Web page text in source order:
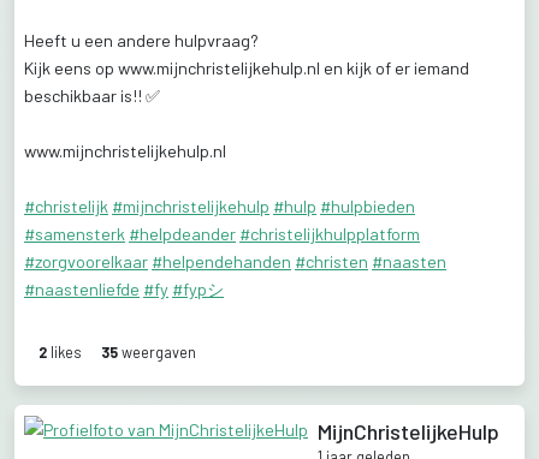
Heeft u een andere hulpvraag?
Kijk eens op www.mijnchristelijkehulp.nl en kijk of er iemand
beschikbaar is!! ✅️
www.mijnchristelijkehulp.nl
#christelijk #mijnchristelijkehulp #hulp #hulpbieden
#samensterk #helpdeander #christelijkhulpplatform
#zorgvoorelkaar #helpendehanden #christen #naasten
#naastenliefde #fy #fypシ
2likes 35weergaven
MijnChristelijkeHulp